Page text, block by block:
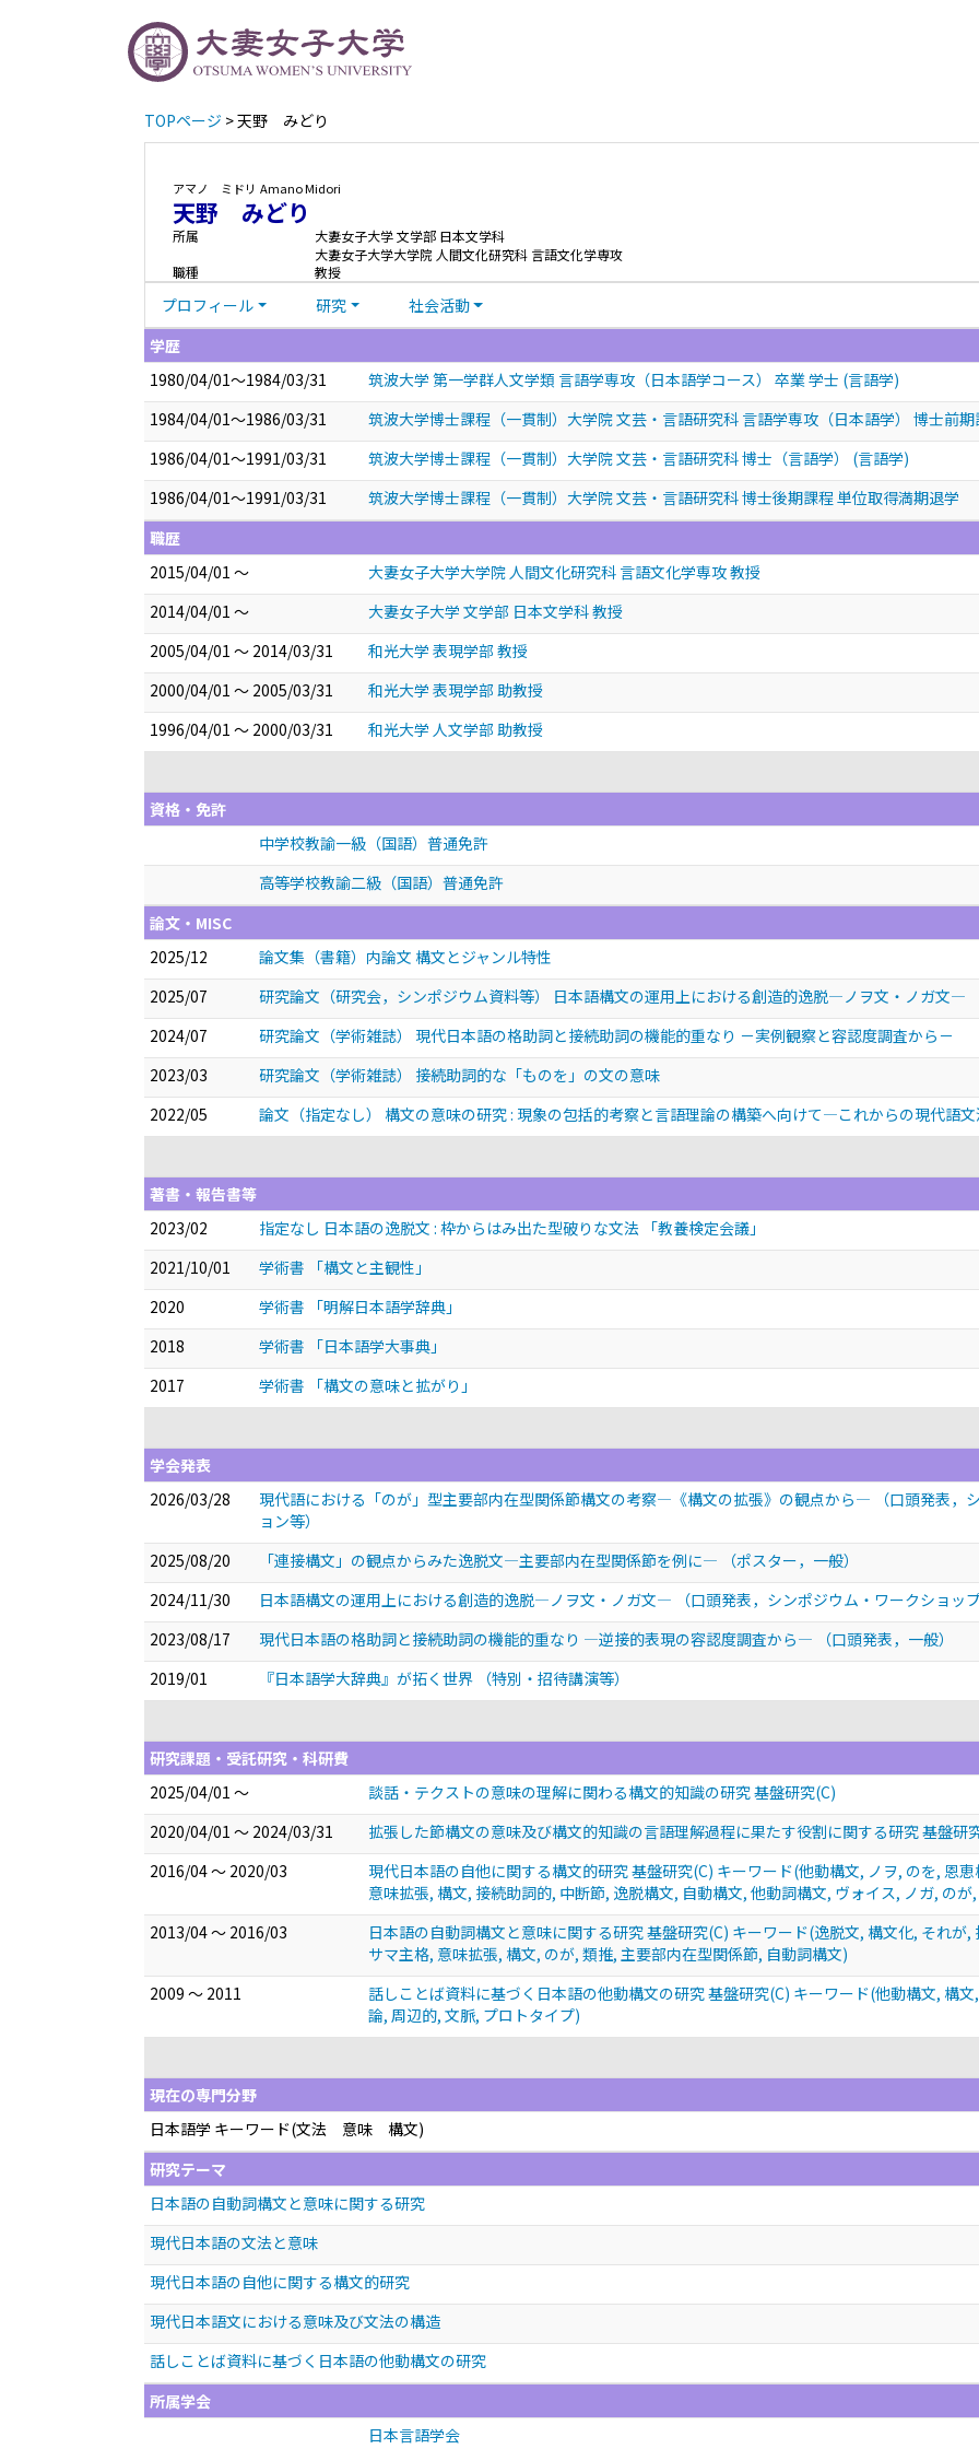
TOPページ > 天野 みどり
アマノ ミドリ Amano Midori
天野 みどり
所属
大妻女子大学 文学部 日本文学科
大妻女子大学大学院 人間文化研究科 言語文化学専攻
職種
教授
プロフィール 研究
社会活動
学歴
1980/04/01～1984/03/31
筑波大学 第一学群人文学類 言語学専攻（日本語学コース） 卒業 学士 (言語学)
1984/04/01～1986/03/31
筑波大学博士課程（一貫制）大学院 文芸・言語研究科 言語学専攻（日本語学） 博士前
1986/04/01～1991/03/31
筑波大学博士課程（一貫制）大学院 文芸・言語研究科 博士（言語学） (言語学)
1986/04/01～1991/03/31
筑波大学博士課程（一貫制）大学院 文芸・言語研究科 博士後期課程 単位取得満期退学
職歴
2015/04/01 ～
大妻女子大学大学院 人間文化研究科 言語文化学専攻 教授
2014/04/01 ～
大妻女子大学 文学部 日本文学科 教授
2005/04/01 ～ 2014/03/31
和光大学 表現学部 教授
2000/04/01 ～ 2005/03/31
和光大学 表現学部 助教授
1996/04/01 ～ 2000/03/31
和光大学 人文学部 助教授
資格・免許
中学校教諭一級（国語）普通免許
高等学校教諭二級（国語）普通免許
論文・MISC
2025/12
論文集（書籍）内論文 構文とジャンル特性
2025/07
研究論文（研究会，シンポジウム資料等） 日本語構文の運用上における創造的逸脱―ノヲ文・ノガ文―
2024/07
研究論文（学術雑誌） 現代日本語の格助詞と接続助詞の機能的重なり －実例観察と容認度調査から－
2023/03
研究論文（学術雑誌） 接続助詞的な「ものを」の文の意味
2022/05
論文（指定なし） 構文の意味の研究 : 現象の包括的考察と言語理論の構築へ向けて—これからの現代語
著書・報告書等
2023/02
指定なし 日本語の逸脱文 : 枠からはみ出た型破りな文法 「教養検定会議」
2021/10/01
学術書 「構文と主観性」
2020
学術書 「明解日本語学辞典」
2018
学術書 「日本語学大事典」
2017
学術書 「構文の意味と拡がり」
学会発表
2026/03/28
現代語における「のが」型主要部内在型関係節構文の考察―《構文の拡張》の観点から―
（口頭発表
ョン等）
2025/08/20
「連接構文」の観点からみた逸脱文―主要部内在型関係節を例に―
（ポスター，一般）
2024/11/30
日本語構文の運用上における創造的逸脱—ノヲ文・ノガ文—
（口頭発表，シンポジウム・ワークショッ
2023/08/17
現代日本語の格助詞と接続助詞の機能的重なり ―逆接的表現の容認度調査から―
（口頭発表，一般）
2019/01
『日本語学大辞典』が拓く世界
（特別・招待講演等）
研究課題・受託研究・科研費
2025/04/01 ～
談話・テクストの意味の理解に関わる構文的知識の研究 基盤研究(C)
2020/04/01 ～ 2024/03/31
拡張した節構文の意味及び構文的知識の言語理解過程に果たす役割に関する研究 基盤研
2016/04 ～ 2020/03
現代日本語の自他に関する構文的研究 基盤研究(C) キーワード(他動構文, ノヲ, のを, 恩
意味拡張, 構文, 接続助詞的, 中断節, 逸脱構文, 自動構文, 他動詞構文, ヴォイス, ノガ, の
2013/04 ～ 2016/03
日本語の自動詞構文と意味に関する研究 基盤研究(C) キーワード(逸脱文, 構文化, それが
サマ主格, 意味拡張, 構文, のが, 類推, 主要部内在型関係節, 自動詞構文)
2009 ～ 2011
話しことば資料に基づく日本語の他動構文の研究 基盤研究(C) キーワード(他動構文, 構
論, 周辺的, 文脈, プロトタイプ)
現在の専門分野
日本語学 キーワード(文法 意味 構文)
研究テーマ
日本語の自動詞構文と意味に関する研究
現代日本語の文法と意味
現代日本語の自他に関する構文的研究
現代日本語文における意味及び文法の構造
話しことば資料に基づく日本語の他動構文の研究
所属学会
日本言語学会